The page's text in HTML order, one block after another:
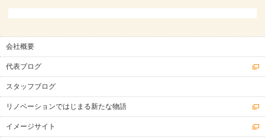
会社概要
代表ブログ
スタッフブログ
リノベーションではじまる新たな物語
イメージサイト